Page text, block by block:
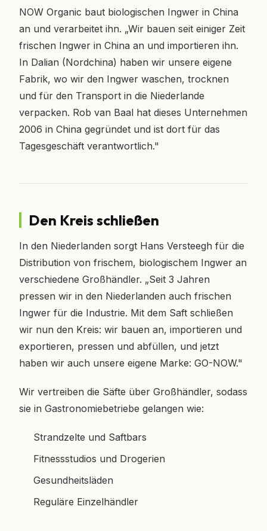
NOW Organic baut biologischen Ingwer in China
an und verarbeitet ihn. „Wir bauen seit einiger Zeit
frischen Ingwer in China an und importieren ihn.
In Dalian (Nordchina) haben wir unsere eigene
Fabrik, wo wir den Ingwer waschen, trocknen
und für den Transport in die Niederlande
verpacken. Rob van Baal hat dieses Unternehmen
2006 in China gegründet und ist dort für das
Tagesgeschäft verantwortlich."
Den Kreis schließen
In den Niederlanden sorgt Hans Versteegh für die
Distribution von frischem, biologischem Ingwer an
verschiedene Großhändler. „Seit 3 Jahren
pressen wir in den Niederlanden auch frischen
Ingwer für die Industrie. Mit dem Saft schließen
wir nun den Kreis: wir bauen an, importieren und
exportieren, pressen und abfüllen, und jetzt
haben wir auch unsere eigene Marke: GO-NOW."
Wir vertreiben die Säfte über Großhändler, sodass
sie in Gastronomiebetriebe gelangen wie:
Strandzelte und Saftbars
Fitnessstudios und Drogerien
Gesundheitsläden
Reguläre Einzelhändler